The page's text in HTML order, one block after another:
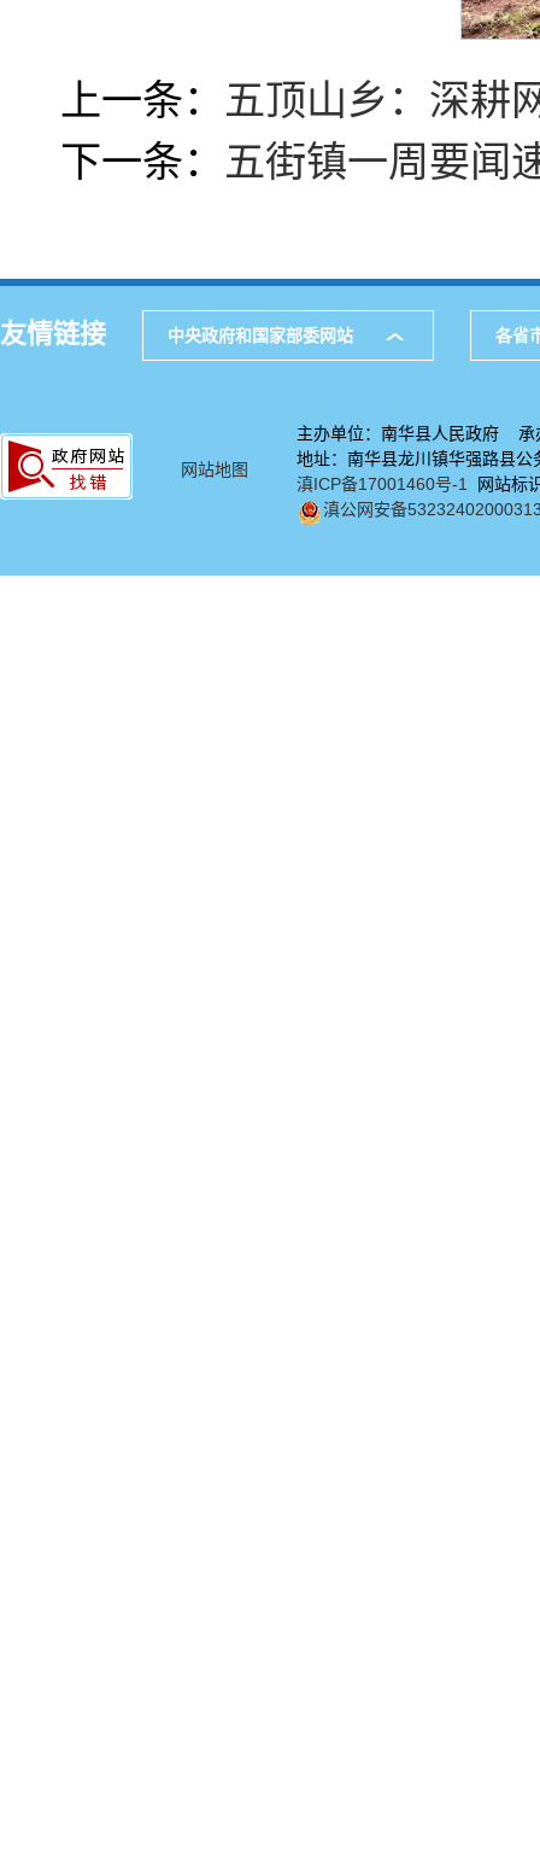
上一条： 五顶山乡：深耕
下一条： 五街镇一周要闻
友情链接 中央政府和国家部委网站 各省
网站地图
主办单位：南华县人民政府 承
地址：南华县龙川镇华强路
滇ICP备17001460号-1 网站标
滇公网安备